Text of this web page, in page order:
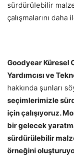
sürdürülebilir
çalışmalarını daha
Goodyear Küresel
Yardımcısı ve
hakkında şunları
seçimlerimizle
için çalışıyoruz.
bir gelecek
sürdürülebilir
örneğini